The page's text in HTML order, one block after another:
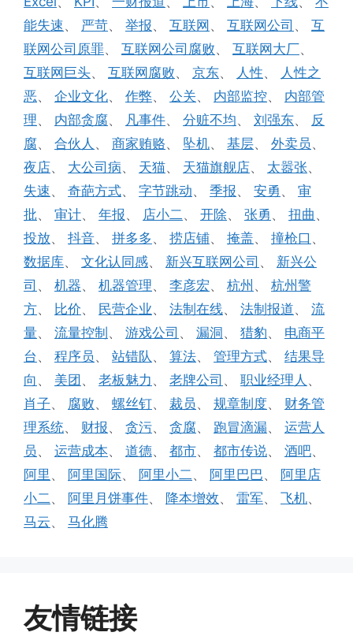
能失速、 严苛、 举报、 互联网、 互联网公司 、 互
联网公司原罪、 互联网公司腐败、 互联网大厂、
互联网巨头、 互联网腐败、 京东、 人性、
人性之
恶、 企业文化、 作弊、 公关、 内部监控、 内部管
理、 内部贪腐、 凡事件、 分赃不均、 刘强东、 反
腐、 合伙人 、 商家贿赂、 坠机、 基层、 外卖员 、
夜店、 大公司病、 天猫、 天猫旗舰店、 太嚣张、
失速、 奇葩方式、 字节跳动、 季报、 安勇 、 审
批、 审计、 年报、 店小二 、 开除、 张勇 、 扭曲 、
投放、 抖音、 拼多多 、 捞店铺、 掩盖、 撞枪口 、
数据库、 文化认同感、 新兴互联网公司 、 新兴公
司 、 机器、 机器管理、 李彦宏、 杭州 、 杭州警
方、 比价、 民营企业、 法制在线、 法制报道、 流
量、 流量控制、 游戏公司 、 漏洞、 猎豹、 电商平
台 、 程序员 、 站错队 、 算法、 管理方式、 结果导
向 、 美团 、 老板魅力 、 老牌公司 、 职业经理人 、
肖子、 腐败、 螺丝钉、 裁员 、 规章制度、 财务管
理系统、 财报、 贪污、 贪腐、 跑冒滴漏、 运营人
员 、 运营成本、 道德、 都市、 都市传说、 酒吧、
阿里 、 阿里国际、 阿里小二 、 阿里巴巴、 阿里店
小二 、 阿里月饼事件、 降本增效、 雷军、 飞机、
马云、 马化腾
友情链接